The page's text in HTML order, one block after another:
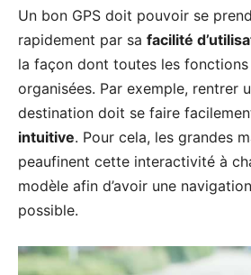
Un bon GPS doit pouvoir se
rapidement par sa facilité
la façon dont toutes les fonctions
organisées. Par exemple, rentrer
destination doit se faire
intuitive. Pour cela, les grandes
peaufinent cette interactivité à
modèle afin d’avoir une
possible.